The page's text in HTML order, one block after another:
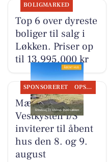
BOLIGMARKED
Top 6 over dyreste
boliger til salg i
Løkken. Priser op
til 13.995.000 kr
SPONSORERET OPSLAGSTAVLEN
Mæglerhuset
Vestkysten I/S
inviterer til åbent
hus den 8. og 9.
august